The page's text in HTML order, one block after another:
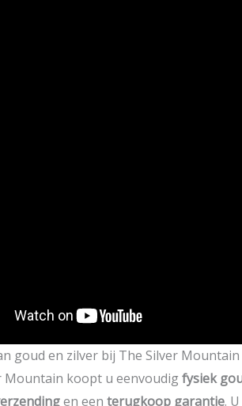
goud en zilver bij The Silver Mountain
Mountain koopt u eenvoudigfysiek
en een terugkoop garantie.